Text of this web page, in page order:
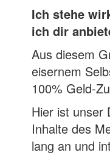
Ich stehe
ich dir
Aus diesem
eisernem
100% Geld-
Hier ist unser
Inhalte des
lang an und